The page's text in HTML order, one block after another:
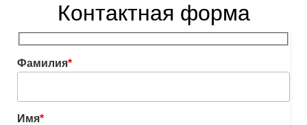
Контактная форма
Фамилия*
Имя*